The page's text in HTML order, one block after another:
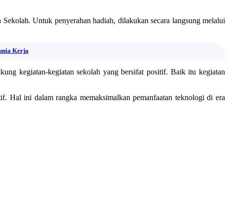
Untuk penyerahan hadiah, dilakukan secara langsung melalui
Kerja
kegiatan-kegiatan sekolah yang bersifat positif. Baik itu kegiatan
Hal ini dalam rangka memaksimalkan pemanfaatan teknologi di era